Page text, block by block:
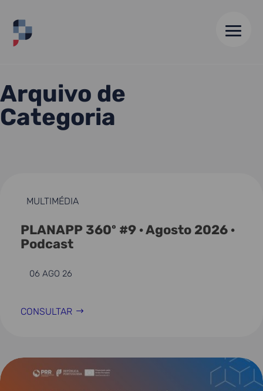
HOME
Arquivo de
Categoria
MULTIMÉDIA
PLANAPP 360º #9 · Agosto 2026 ·
Podcast
06 AGO 26
CONSULTAR